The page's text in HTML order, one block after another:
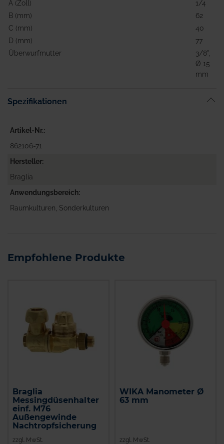
A (Zoll)
1/4
B (mm)
62
C (mm)
40
D (mm)
77
Überwurfmutter
3/8",
Ø 15
mm
Spezifikationen
Artikel-Nr.
862106-71
Hersteller
Braglia
Anwendungsbereich
Raumkulturen, Sonderkulturen
Empfohlene Produkte
Braglia
Messingdüsenhalter
einf. M76
Außengewinde
Nachtropfsicherung
zzgl. MwSt.
WIKA Manometer Ø
63 mm
zzgl. MwSt.